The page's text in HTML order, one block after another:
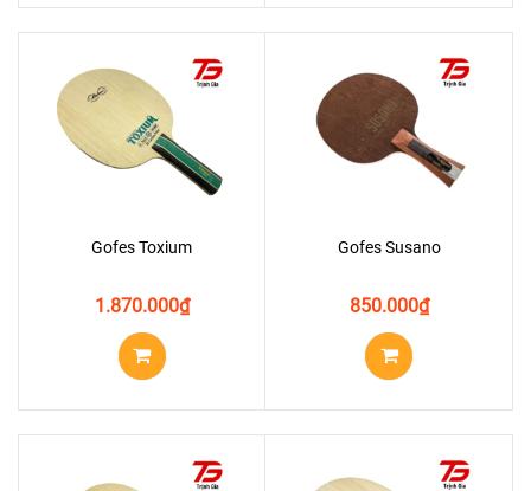
Gofes Toxium
₫
1.870.000
Gofes Susano
₫
850.000